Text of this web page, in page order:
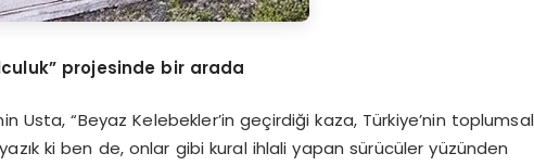
projesinde bir arada
Usta, “Beyaz Kelebekler’in geçirdiği kaza, Türkiye’nin toplumsal
ki ben de, onlar gibi kural ihlali yapan sürücüler yüzünden